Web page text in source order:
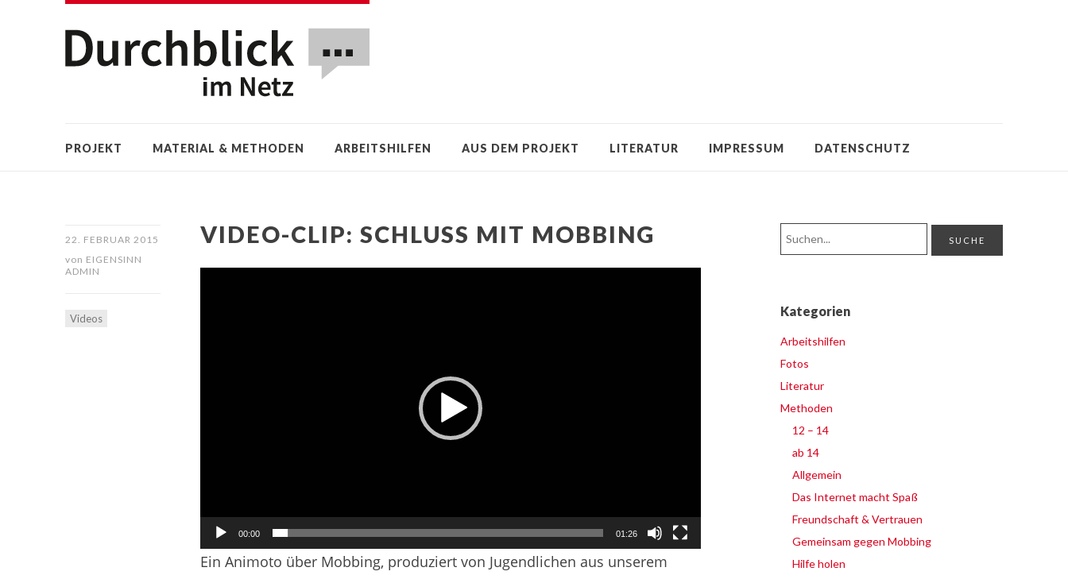
PROJEKT MATERIAL & METHODEN ARBEITSHILFEN AUS DEM PROJEKT LITERATUR IMPRESSUM DATENSCHUTZ
22. FEBRUAR 2015
von EIGENSINN
ADMIN
Videos
VIDEO-CLIP: SCHLUSS MIT MOBBING
00:00 01:26
Ein Animoto über Mobbing, produziert von Jugendlichen aus unserem
Kategorien
Arbeitshilfen
Fotos
Literatur
Methoden
12 – 14
ab 14
Allgemein
Das Internet macht Spaß
Freundschaft & Vertrauen
Gemeinsam gegen Mobbing
Hilfe holen